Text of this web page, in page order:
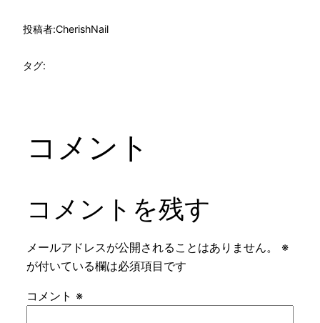
投稿者:CherishNail
タグ:
コメント
コメントを残す
メールアドレスが公開されることはありません。
※
が付いている欄は必須項目です
コメント ※